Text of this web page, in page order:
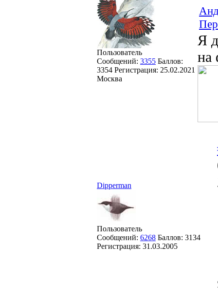
Пользователь
Сообщений: 3355 Баллов:
3354 Регистрация: 25.02.2021
Москва
Я
на
Dipperman
Пользователь
Сообщений: 6268 Баллов: 3134
Регистрация: 31.03.2005